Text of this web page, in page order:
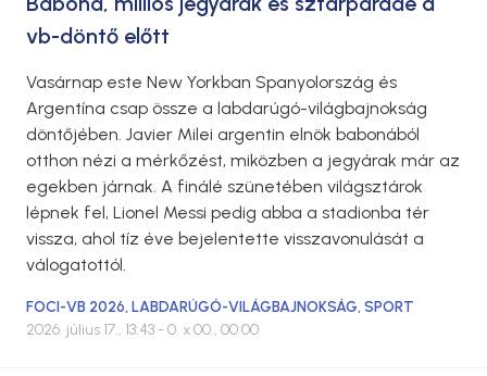
vb-döntő előtt
Vasárnap este New Yorkban Spanyolország és
Argentína csap össze a labdarúgó-világbajnokság
döntőjében. Javier Milei argentin elnök babonából
otthon nézi a mérkőzést, miközben a jegyárak már az
egekben járnak. A finálé szünetében világsztárok
lépnek fel, Lionel Messi pedig abba a stadionba tér
vissza, ahol tíz éve bejelentette visszavonulását a
válogatottól.
FOCI-VB 2026,LABDARÚGÓ-VILÁGBAJNOKSÁG,SPORT
2026. július 17., 13:43 - 0. x 00., 00:00